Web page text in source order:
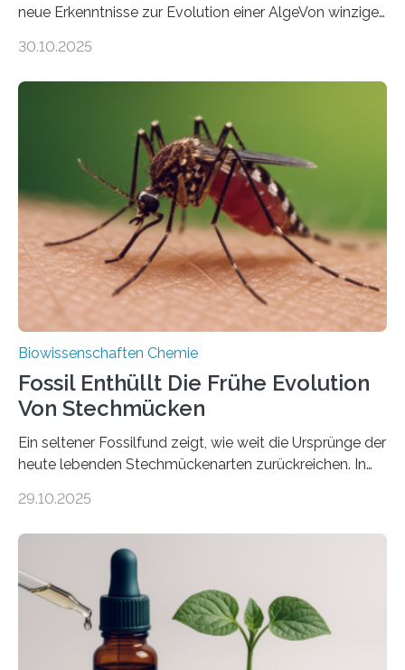
neue Erkenntnisse zur Evolution einer AlgeVon winzigen
Landpflanzen zählen zu den komplexesten
Grünalgen, die vor Hunderten von Millionen Jahren
lebten. Unter den Vorfahren sticht eine Gruppe heraus,
die noch heute in der Natur vorkommt: die
Süßwasseralge Coleochaetophyceae. Einige Arten
dieser Gruppe bilden aus Zellfäden dichte Geflechte
mit scheibenförmiger Gestalt. Was auffällig ist: Die
nächsten…
30.10.2025
Biowissenschaften Chemie
Fossil Enthüllt Die Frühe Evolution
Von Stechmücken
Ein seltener Fossilfund zeigt, wie weit die Ursprünge der
heute lebenden Stechmückenarten zurückreichen. In
Forschende die bisher älteste bekannte Stechmücken-
Region Kachin in Myanmar und hat sich in
ausgezeichnetem Zustand erhalten. Es konnte als neue
Art einer neuen Gattung beschrieben werden und trägt
nun den Namen Cretosabethes primaevus. Dieser erste
fossile Nachweis einer Stechmückenlarve in Bernstein
stellt gleichzeitig den ersten Fossilfund einer
29.10.2025